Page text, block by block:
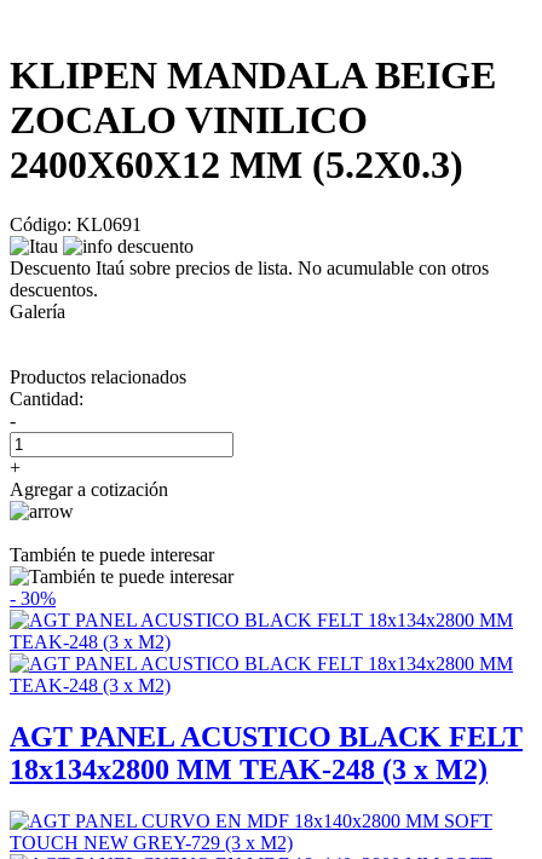
KLIPEN MANDALA BEIGE
ZOCALO VINILICO
2400X60X12 MM (5.2X0.3)
Código: KL0691
Descuento Itaú sobre precios de lista. No acumulable con otros
descuentos.
Galería
Productos relacionados
Cantidad:
-
+
Agregar a cotización
También te puede interesar
- 30%
AGT PANEL ACUSTICO BLACK FELT
18x134x2800 MM TEAK-248 (3 x M2)